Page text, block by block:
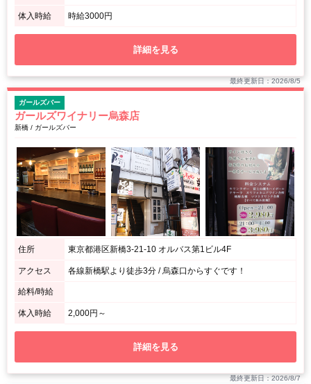
体入時給 時給3000円
詳細を見る
最終更新日：2026/8/5
ガールズバー
ガールズワイナリー烏森店
新橋 / ガールズバー
住所 東京都港区新橋3-21-10 オルバス第1ビル4F
アクセス 各線新橋駅より徒歩3分 / 烏森口からすぐです！
給料/時給
体入時給 2,000円～
詳細を見る
最終更新日：2026/8/7